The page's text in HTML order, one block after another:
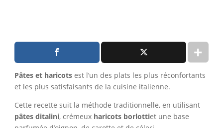
Pâtes et haricotsest l’un des plats les plus réconfortants
et les plus satisfaisants de la cuisine italienne.
Cette recette suit la méthode traditionnelle, en utilisant
pâtes ditalini, crémeux haricots borlottiet une base